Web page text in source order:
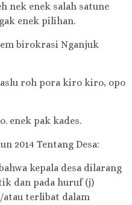
nek enek salah satune
enek pilihan.
birokrasi Nganjuk
roh pora kiro kiro, opo
enek pak kades.
2014 Tentang Desa:
kepala desa dilarang
dan pada huruf (j)
terlibat dalam